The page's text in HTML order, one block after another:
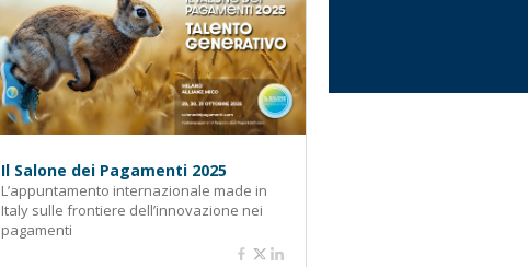
Il Salone dei Pagamenti 2025
L’appuntamento internazionale made in
Italy sulle frontiere dell’innovazione nei
pagamenti